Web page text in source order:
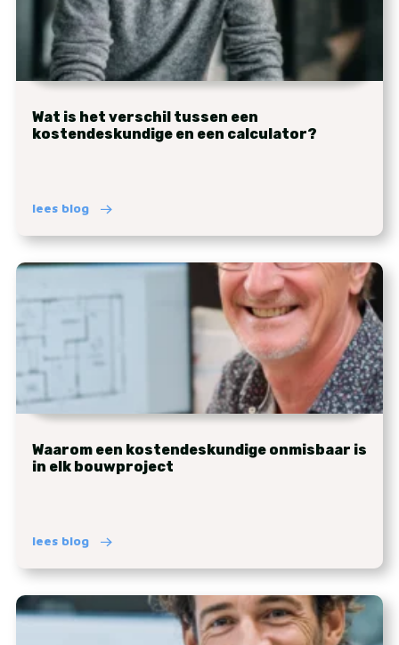
Wat is het verschil tussen een
kostendeskundige en een calculator?
lees blog
Waarom een kostendeskundige onmisbaar is
in elk bouwproject
lees blog